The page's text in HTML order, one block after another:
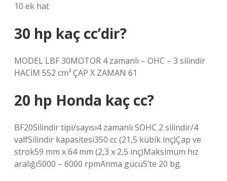
10 ek hat
30 hp kaç cc’dir?
MODEL LBF 30MOTOR 4 zamanlı – OHC – 3 silindir
HACİM 552 cm³ ÇAP X ZAMAN 61
20 hp Honda kaç cc?
BF20Silindir tipi/sayısı4 zamanlı SOHC 2 silindir/4
valfSilindir kapasitesi350 cc (21,5 kübik inç)Çap ve
strok59 mm x 64 mm (2,3 x 2,5 inç)Maksimum hız
aralığı5000 – 6000 rpmAnma gücü5’te 20 bg.